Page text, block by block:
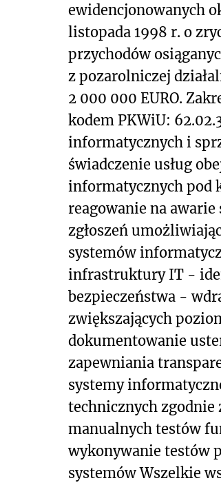
ewidencjonowanych
listopada 1998 r. o
przychodów
z pozarolniczej
2 000 000 EURO.
kodem PKWiU:
informatycznych i
świadczenie usług
informatycznych pod
reagowanie na
zgłoszeń
systemów
infrastruktury IT -
bezpieczeństwa -
zwiększających
dokumentowanie
zapewniania
systemy
technicznych
manualnych testów
wykonywanie testów
systemów Wszelkie